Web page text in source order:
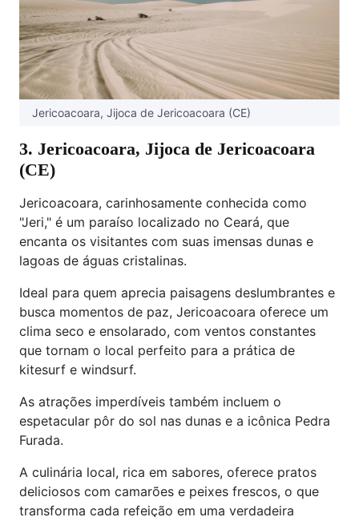
Jericoacoara, Jijoca de Jericoacoara (CE)
3. Jericoacoara, Jijoca de Jericoacoara
(CE)
Jericoacoara, carinhosamente conhecida como
"Jeri," é um paraíso localizado no Ceará, que
encanta os visitantes com suas imensas dunas e
lagoas de águas cristalinas.
Ideal para quem aprecia paisagens deslumbrantes e
busca momentos de paz, Jericoacoara oferece um
clima seco e ensolarado, com ventos constantes
que tornam o local perfeito para a prática de
kitesurf e windsurf.
As atrações imperdíveis também incluem o
espetacular pôr do sol nas dunas e a icônica Pedra
Furada.
A culinária local, rica em sabores, oferece pratos
deliciosos com camarões e peixes frescos, o que
transforma cada refeição em uma verdadeira